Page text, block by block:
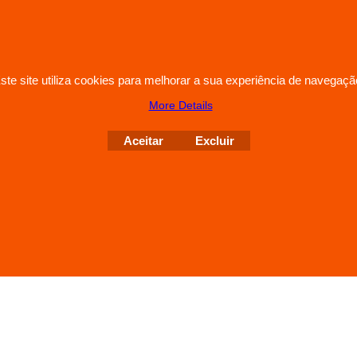
ShopFactory eCommerce
software was used.
site utiliza cookies para melhorar a sua experiência de
More Details
Aceitar Excluir